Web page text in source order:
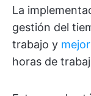
La
gestión del
trabajo y
horas de